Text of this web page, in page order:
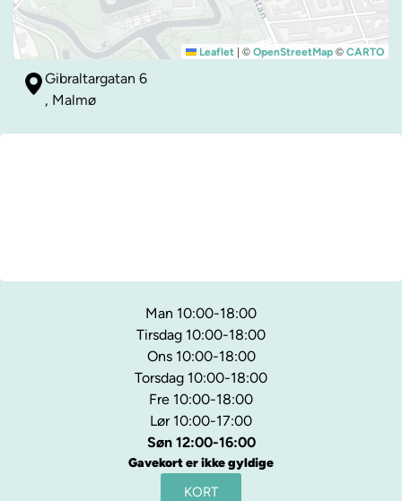
Leaflet | © OpenStreetMap © CARTO
Gibraltargatan 6
, Malmø
Man 10:00-18:00
Tirsdag 10:00-18:00
Ons 10:00-18:00
Torsdag 10:00-18:00
Fre 10:00-18:00
Lør 10:00-17:00
Søn 12:00-16:00
Gavekort er ikke gyldige
KORT